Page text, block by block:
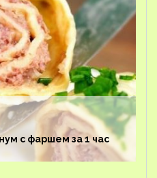
с фаршем за 1 час